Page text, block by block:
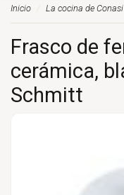
Inicio La cocina de Conasi
Frasco de
cerámica,
Schmitt